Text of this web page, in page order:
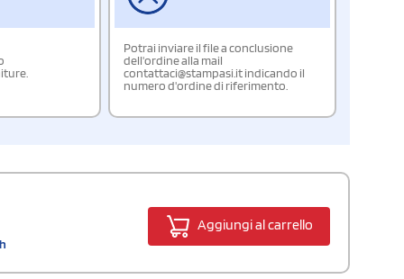
Potrai inviare il file a conclusione
dell'ordine alla mail
contattaci@stampasi.it indicando il
numero d'ordine di riferimento.
Aggiungi al carrello